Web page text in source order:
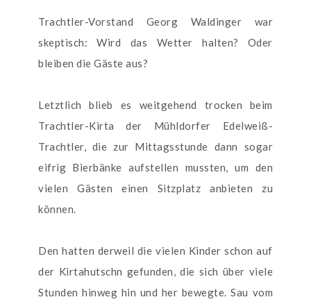
Trachtler-Vorstand Georg Waldinger war
skeptisch: Wird das Wetter halten? Oder
bleiben die Gäste aus?
Letztlich blieb es weitgehend trocken beim
Trachtler-Kirta der Mühldorfer Edelweiß-
Trachtler, die zur Mittagsstunde dann sogar
eifrig Bierbänke aufstellen mussten, um den
vielen Gästen einen Sitzplatz anbieten zu
können.
Den hatten derweil die vielen Kinder schon auf
der Kirtahutschn gefunden, die sich über viele
Stunden hinweg hin und her bewegte. Sau vom